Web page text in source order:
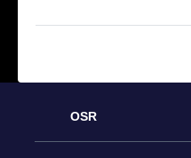
OSR